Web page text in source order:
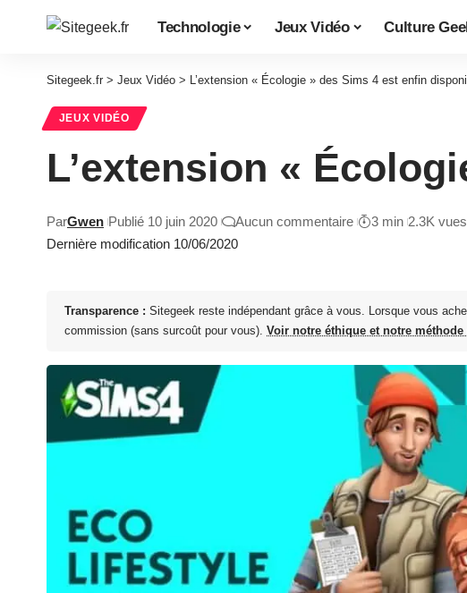
Technologie Jeux Vidéo Culture
Sitegeek.fr > Jeux Vidéo > L’extension « Écologie » des Sims 4 est enfin
JEUX VIDÉO
L’extension «
Dernière modification 10/06/2020
ParGwen Publié 10 juin 2020 Aucun commentaire 3 min 2.3K vues
Transparence : Sitegeek reste indépendant grâce à vous. Lorsque vous
commission (sans surcoût pour vous). Voir notre éthique et notre méthode